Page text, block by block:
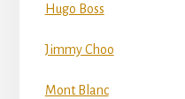
Hugo Boss
Jimmy Choo
Mont Blanc